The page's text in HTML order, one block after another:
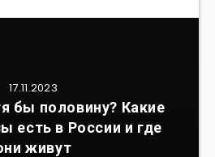
17.11.2023
бы половину? Какие
есть в России и где
живут